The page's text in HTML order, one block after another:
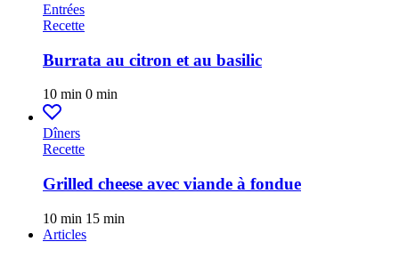
Entrées
Recette
Burrata au citron et au basilic
10 min 0 min
Dîners
Recette
Grilled cheese avec viande à fondue
10 min 15 min
Articles